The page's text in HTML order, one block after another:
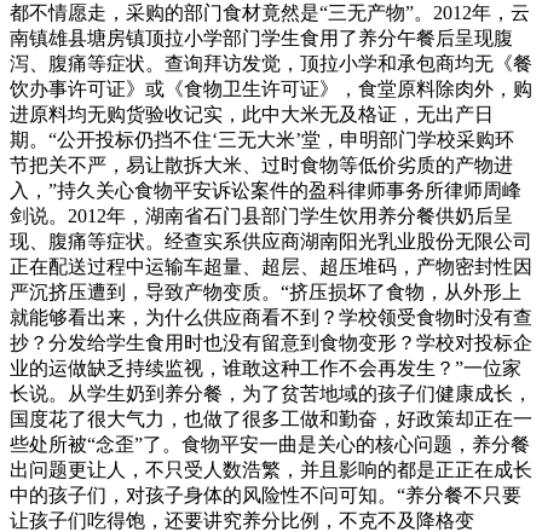
都不情愿走，采购的部门食材竟然是“三无产物”。2012年，云
南镇雄县塘房镇顶拉小学部门学生食用了养分午餐后呈现腹
泻、腹痛等症状。查询拜访发觉，顶拉小学和承包商均无《餐
饮办事许可证》或《食物卫生许可证》，食堂原料除肉外，购
进原料均无购货验收记实，此中大米无及格证，无出产日
期。“公开投标仍挡不住‘三无大米’堂，申明部门学校采购环
节把关不严，易让散拆大米、过时食物等低价劣质的产物进
入，”持久关心食物平安诉讼案件的盈科律师事务所律师周峰
剑说。2012年，湖南省石门县部门学生饮用养分餐供奶后呈
现、腹痛等症状。经查实系供应商湖南阳光乳业股份无限公司
正在配送过程中运输车超量、超层、超压堆码，产物密封性因
严沉挤压遭到，导致产物变质。“挤压损坏了食物，从外形上
就能够看出来，为什么供应商看不到？学校领受食物时没有查
抄？分发给学生食用时也没有留意到食物变形？学校对投标企
业的运做缺乏持续监视，谁敢这种工作不会再发生？”一位家
长说。从学生奶到养分餐，为了贫苦地域的孩子们健康成长，
国度花了很大气力，也做了很多工做和勤奋，好政策却正在一
些处所被“念歪”了。食物平安一曲是关心的核心问题，养分餐
出问题更让人，不只受人数浩繁，并且影响的都是正正在成长
中的孩子们，对孩子身体的风险性不问可知。“养分餐不只要
让孩子们吃得饱，还要讲究养分比例，不克不及降格变